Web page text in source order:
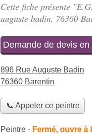
Cette fiche présente
auguste badin, 76360
Demande de devis en
896 Rue Auguste Badin
76360 Barentin
📞 Appeler ce peintre
Peintre - Fermé, ouvre à